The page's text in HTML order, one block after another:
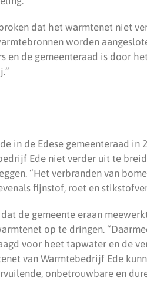
dat het warmtenet niet
worden
en de gemeenteraad is door
in de Edese gemeenteraad in
Ede niet verder uit te
“Het verbranden van
fijnstof, roet en
de gemeente eraan
op te dringen.
voor heet tapwater en de
van Warmtebedrijf Ede
onbetrouwbare en